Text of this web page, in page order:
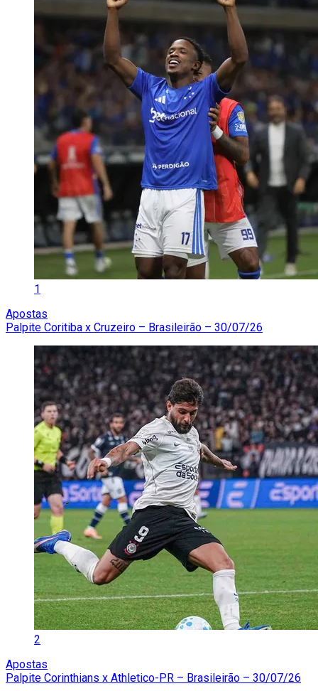
1
Apostas
Palpite Coritiba x Cruzeiro – Brasileirão – 30/07/26
2
Apostas
Palpite Corinthians x Athletico-PR – Brasileirão – 30/07/26